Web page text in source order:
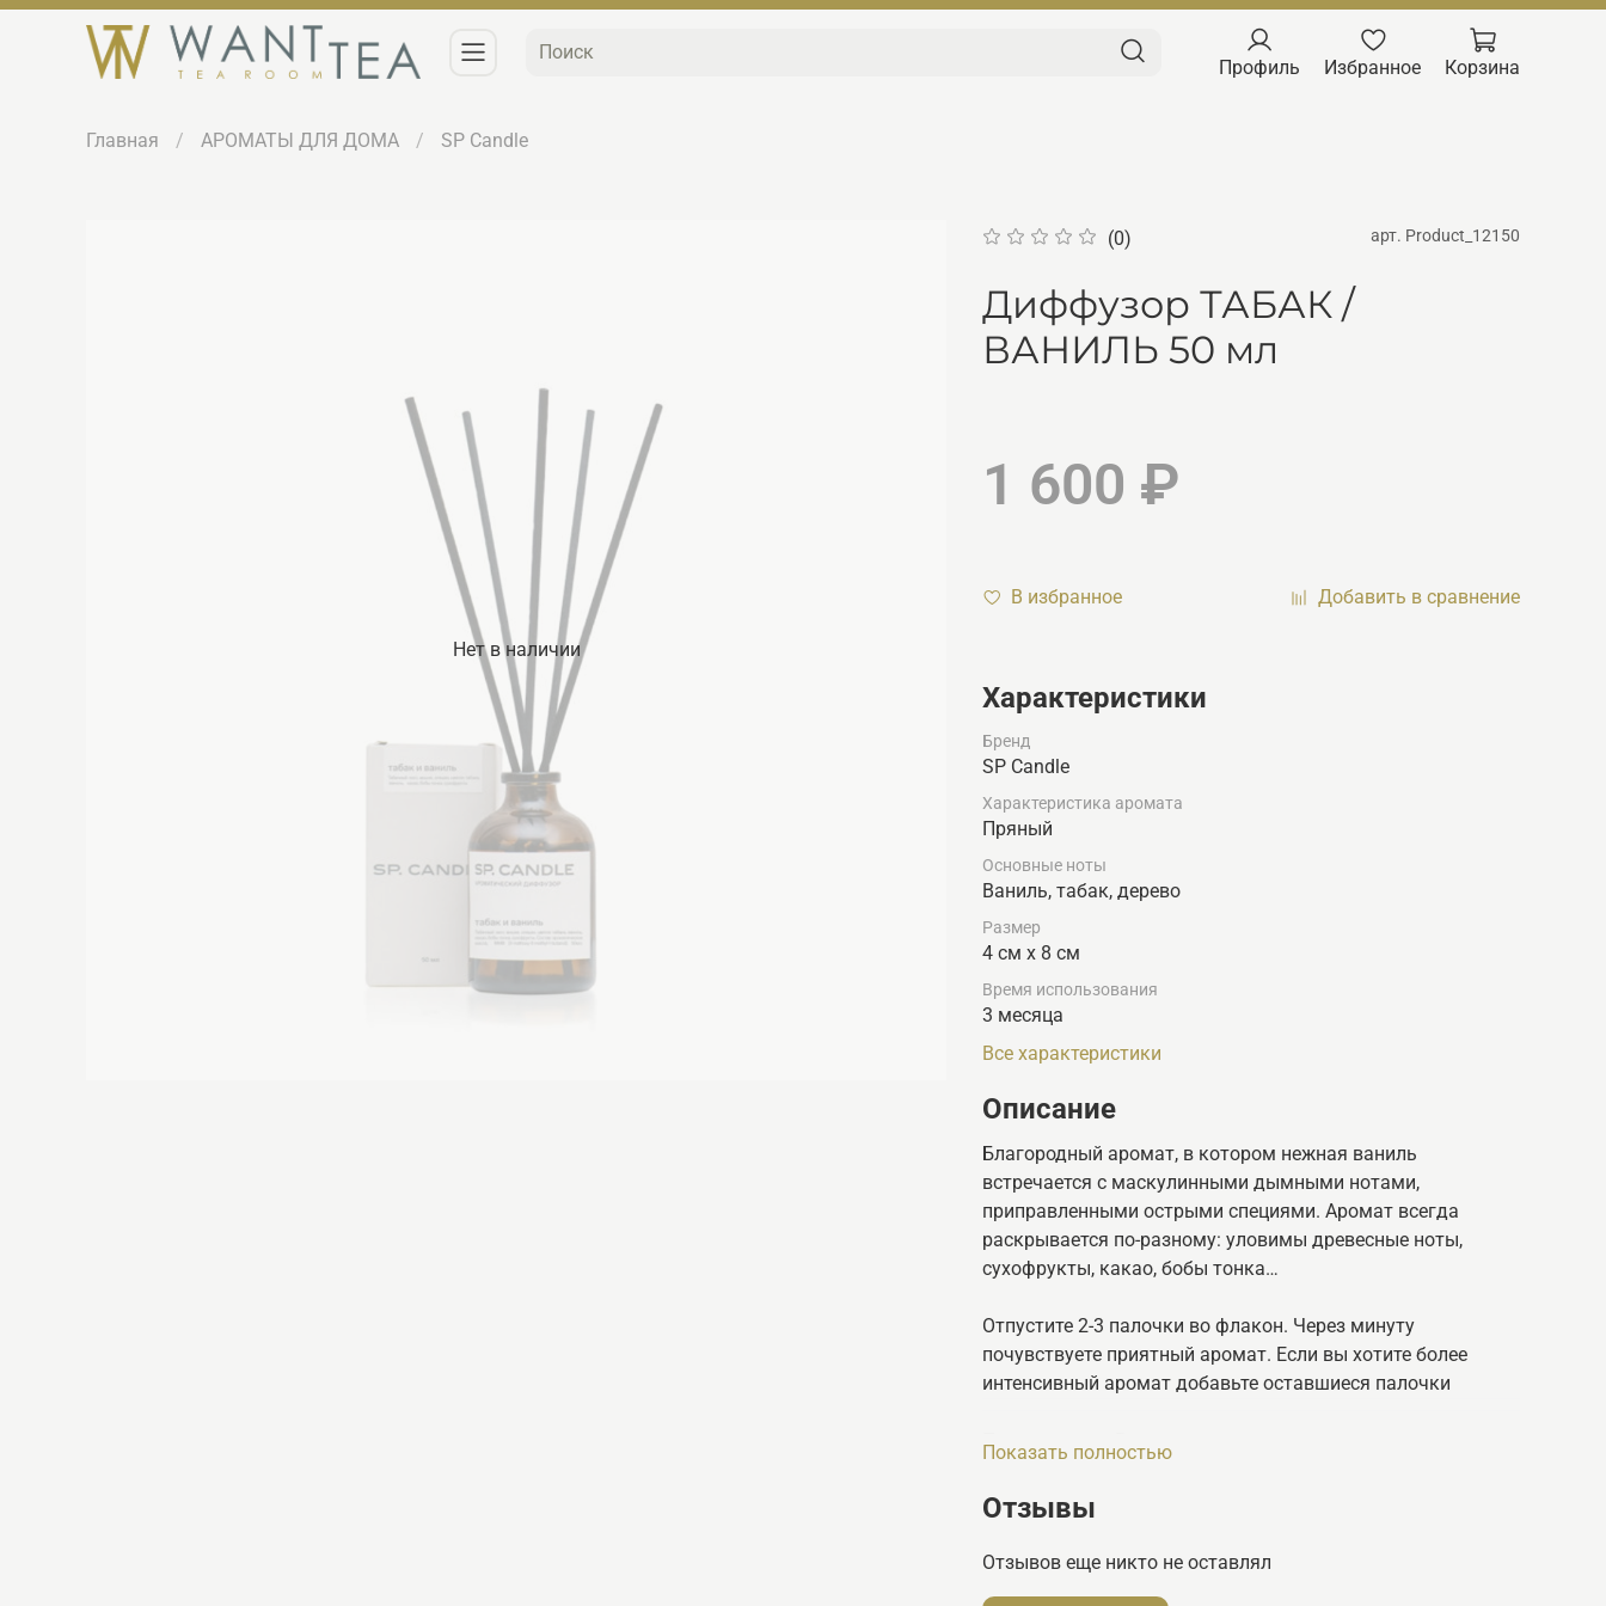
Профиль Избранное Корзина
Главная АРОМАТЫ ДЛЯ ДОМА SP Candle
Нет в наличии
(0) арт. Product_12150
Диффузор ТАБАК /
ВАНИЛЬ 50 мл
1 600 ₽
В избранное Добавить в сравнение
Характеристики
Бренд
SP Candle
Характеристика аромата
Пряный
Основные ноты
Ваниль, табак, дерево
Размер
4 см х 8 см
Время использования
3 месяца
Все характеристики
Описание
Благородный аромат, в котором нежная ваниль
встречается с маскулинными дымными нотами,
приправленными острыми специями. Аромат всегда
раскрывается по-разному: уловимы древесные ноты,
сухофрукты, какао, бобы тонка…
Отпустите 2-3 палочки во флакон. Через минуту
почувствуете приятный аромат. Если вы хотите более
интенсивный аромат добавьте оставшиеся палочки
Производство Россия
Показать полностью
Отзывы
Отзывов еще никто не оставлял